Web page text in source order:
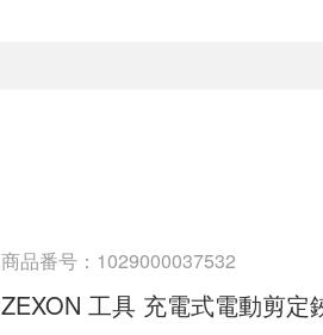
商品番号：1029000037532
ZEXON 工具 充電式電動剪定